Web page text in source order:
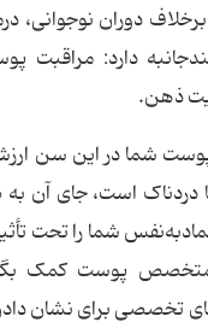
دوران نوجوانی،
دارد: مراقبت
ذهن.
شما در این سن
دردناک است، جای آن
شما را تحت
پوست کمک